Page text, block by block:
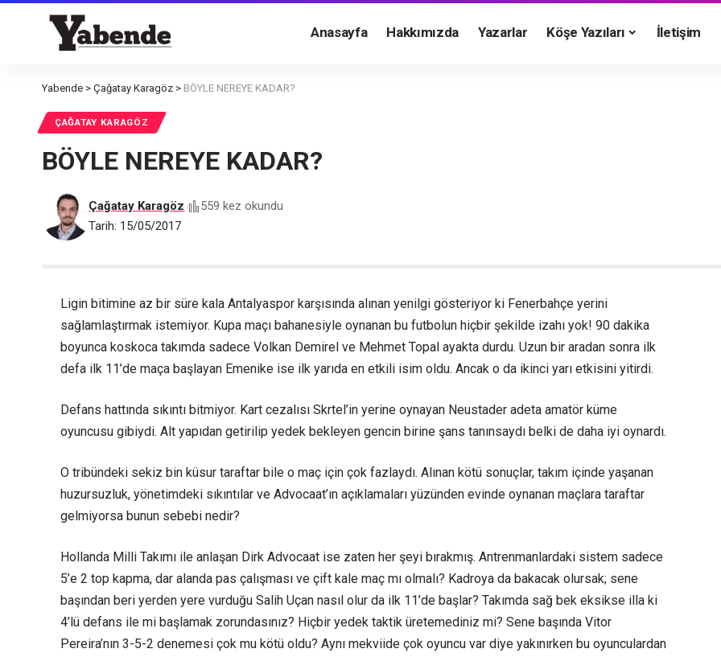
Anasayfa Hakkımızda Yazarlar Köşe Yazıları İletişim
Yabende > Çağatay Karagöz > BÖYLE NEREYE KADAR?
ÇAĞATAY KARAGÖZ
BÖYLE NEREYE KADAR?
Tarih: 15/05/2017
Çağatay Karagöz 559 kez okundu
Ligin bitimine az bir süre kala Antalyaspor karşısında alınan yenilgi gösteriyor ki Fenerbahçe yerini
sağlamlaştırmak istemiyor. Kupa maçı bahanesiyle oynanan bu futbolun hiçbir şekilde izahı yok! 90 dakika
boyunca koskoca takımda sadece Volkan Demirel ve Mehmet Topal ayakta durdu. Uzun bir aradan sonra ilk
defa ilk 11’de maça başlayan Emenike ise ilk yarıda en etkili isim oldu. Ancak o da ikinci yarı etkisini yitirdi.
Defans hattında sıkıntı bitmiyor. Kart cezalısı Skrtel’in yerine oynayan Neustader adeta amatör küme
oyuncusu gibiydi. Alt yapıdan getirilip yedek bekleyen gencin birine şans tanınsaydı belki de daha iyi oynardı.
O tribündeki sekiz bin küsur taraftar bile o maç için çok fazlaydı. Alınan kötü sonuçlar, takım içinde yaşanan
huzursuzluk, yönetimdeki sıkıntılar ve Advocaat’ın açıklamaları yüzünden evinde oynanan maçlara taraftar
gelmiyorsa bunun sebebi nedir?
Hollanda Milli Takımı ile anlaşan Dirk Advocaat ise zaten her şeyi bırakmış. Antrenmanlardaki sistem sadece
5’e 2 top kapma, dar alanda pas çalışması ve çift kale maç mı olmalı? Kadroya da bakacak olursak; sene
başından beri yerden yere vurduğu Salih Uçan nasıl olur da ilk 11’de başlar? Takımda sağ bek eksikse illa ki
4’lü defans ile mi başlamak zorundasınız? Hiçbir yedek taktik üretemediniz mi? Sene başında Vitor
Pereira’nın 3-5-2 denemesi çok mu kötü oldu? Aynı mekviide çok oyuncu var diye yakınırken bu oyunculardan